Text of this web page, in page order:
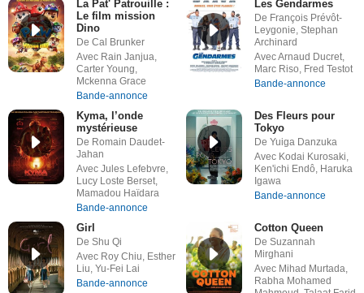
La Pat' Patrouille :
Le film mission
Dino
De Cal Brunker
Avec Rain Janjua,
Carter Young,
Mckenna Grace
Bande-annonce
Les Gendarmes
De François Prévôt-
Leygonie, Stephan
Archinard
Avec Arnaud Ducret,
Marc Riso, Fred Testot
Bande-annonce
Kyma, l’onde
mystérieuse
De Romain Daudet-
Jahan
Avec Jules Lefebvre,
Lucy Loste Berset,
Mamadou Haïdara
Bande-annonce
Des Fleurs pour
Tokyo
De Yuiga Danzuka
Avec Kodai Kurosaki,
Ken'ichi Endô, Haruka
Igawa
Bande-annonce
Girl
De Shu Qi
Avec Roy Chiu, Esther
Liu, Yu-Fei Lai
Bande-annonce
Cotton Queen
De Suzannah
Mirghani
Avec Mihad Murtada,
Rabha Mohamed